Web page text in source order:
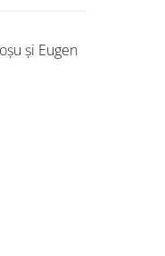
și Eugen